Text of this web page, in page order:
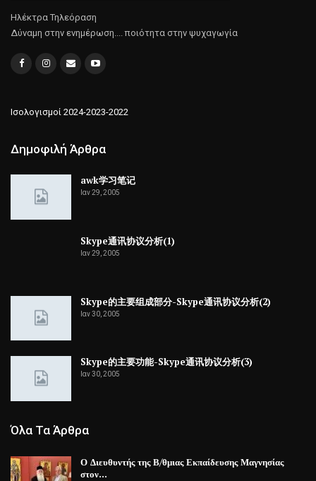
Ηλέκτρα Τηλεόραση
Δύναμη στην ενημέρωση.... ποιότητα στην ψυχαγωγία
Ισολογισμοί 2024-2023-2022
Δημοφιλή Άρθρα
awk学习笔记
Ιαν 29, 2005
Skype通讯协议分析(1)
Ιαν 29, 2005
Skype的主要组成部分-Skype通讯协议分析(2)
Ιαν 30, 2005
Skype的主要功能-Skype通讯协议分析(3)
Ιαν 30, 2005
Όλα Τα Άρθρα
Ο Διευθυντής της Β/θμιας Εκπαίδευσης Μαγνησίας
στον…